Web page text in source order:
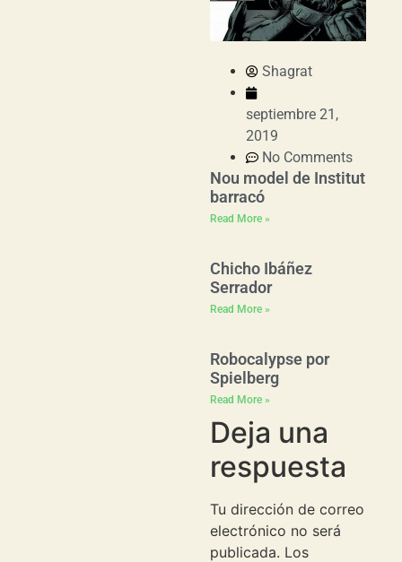
Shagrat
septiembre 21,
2019
No Comments
Nou model de Institut
barracó
Read More »
Chicho Ibáñez
Serrador
Read More »
Robocalypse por
Spielberg
Read More »
Deja una
respuesta
Tu dirección de correo
electrónico no será
publicada. Los